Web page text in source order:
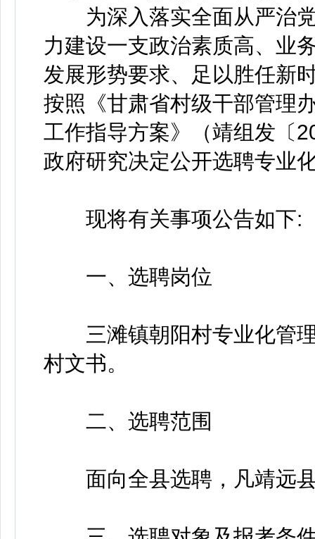
为深入落实全面从严治党
力建设一支政治素质高、业
发展形势要求、足以胜任新
按照《甘肃省村级干部管理
工作指导方案》（靖组发〔
政府研究决定公开选聘专业
现将有关事项公告如下:
一、选聘岗位
三滩镇朝阳村专业化管理
村文书。
二、选聘范围
面向全县选聘，凡靖远县